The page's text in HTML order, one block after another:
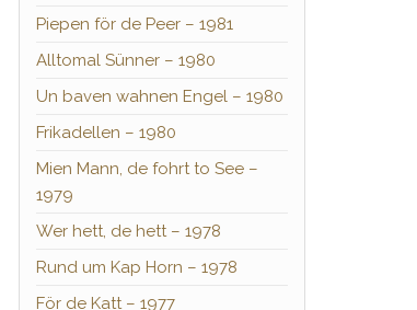
Piepen för de Peer – 1981
Alltomal Sünner – 1980
Un baven wahnen Engel – 1980
Frikadellen – 1980
Mien Mann, de fohrt to See –
1979
Wer hett, de hett – 1978
Rund um Kap Horn – 1978
För de Katt – 1977